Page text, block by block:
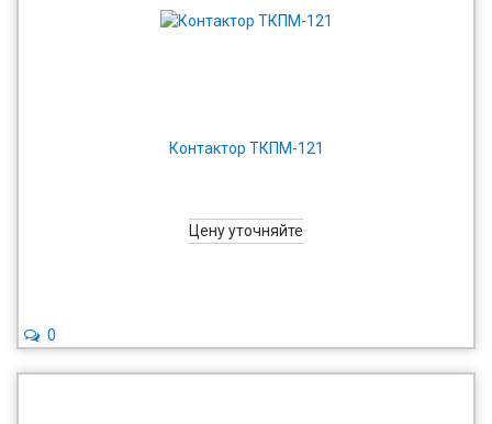
Контактор ТКПМ-121
Цену уточняйте
0